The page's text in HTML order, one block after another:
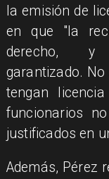
la emisión de
en que "la
derecho, y
garantizado.
tengan
funcionarios
justificados en
Además, Pérez